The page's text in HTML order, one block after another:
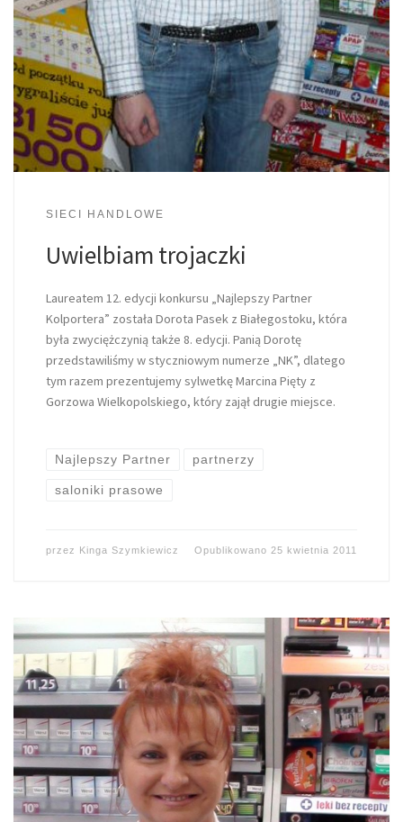
SIECI HANDLOWE
Uwielbiam trojaczki
Laureatem 12. edycji konkursu „Najlepszy Partner
Kolportera” została Dorota Pasek z Białegostoku, która
była zwyciężczynią także 8. edycji. Panią Dorotę
przedstawiliśmy w styczniowym numerze „NK”, dlatego
tym razem prezentujemy sylwetkę Marcina Pięty z
Gorzowa Wielkopolskiego, który zajął drugie miejsce.
Najlepszy Partner partnerzy
saloniki prasowe
przez Kinga Szymkiewicz Opublikowano 25 kwietnia 2011